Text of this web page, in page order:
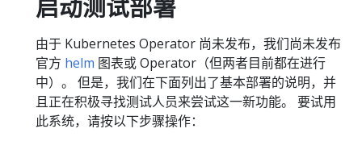
启动测试部署
由于 Kubernetes Operator 尚未发布，我们尚未发布
官方 helm 图表或 Operator（但两者目前都在进行
中）。 但是，我们在下面列出了基本部署的说明，并
且正在积极寻找测试人员来尝试这一新功能。 要试用
此系统，请按以下步骤操作：